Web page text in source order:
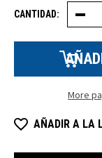
CANTIDAD:
la
de
para
More
AÑADIR A LA